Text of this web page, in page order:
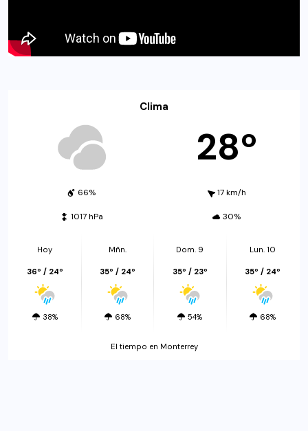
Clima
28º
66% 17 km/h
1017 hPa 30%
Hoy
36º / 24º
38%
Mñn.
35º / 24º
68%
Dom. 9
35º / 23º
54%
Lun. 10
35º / 24º
68%
El tiempo en Monterrey